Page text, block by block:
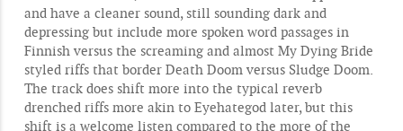
and have a cleaner sound, still sounding dark and
depressing but include more spoken word passages in
Finnish versus the screaming and almost My Dying Bride
styled riffs that border Death Doom versus Sludge Doom.
The track does shift more into the typical reverb
drenched riffs more akin to Eyehategod later, but this
shift is a welcome listen compared to the more of the